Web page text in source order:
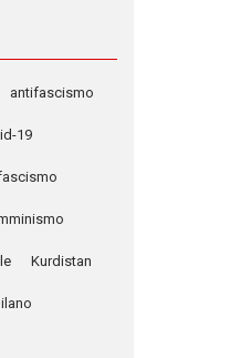
antifascismo
19
Kurdistan